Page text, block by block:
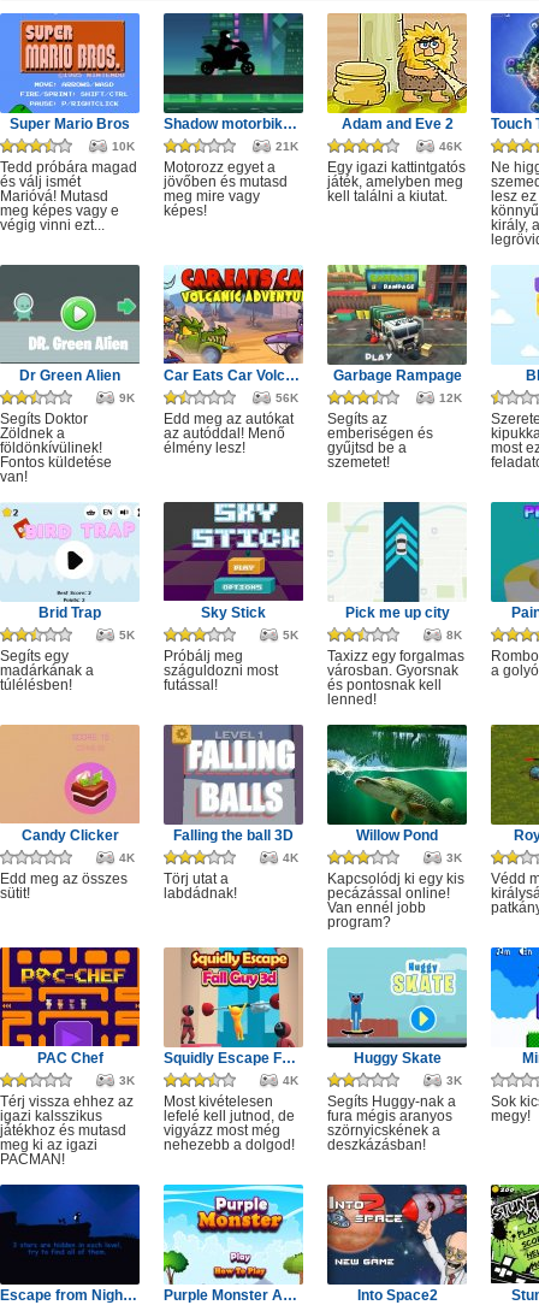
Super Mario Bros
10K
Tedd próbára magad
és válj ismét
Marióvá! Mutasd
meg képes vagy e
végig vinni ezt...
Shadow motorbike rider game
21K
Motorozz egyet a
jövőben és mutasd
meg mire vagy
képes!
Adam and Eve 2
46K
Egy igazi kattintgatós
játék, amelyben meg
kell találni a kiutat.
Ne
lesz
király,
Dr Green Alien
9K
Segíts Doktor
Zöldnek a
földönkívülinek!
Fontos küldetése
van!
Car Eats Car Volcanic Adventure
56K
Edd meg az autókat
az autóddal! Menő
élmény lesz!
Garbage Rampage
12K
Segíts az
emberiségen és
gyűjtsd be a
szemetet!
most
Brid Trap
5K
Segíts egy
madárkának a
túlélésben!
Sky Stick
5K
Próbálj meg
száguldozni most
futással!
Pick me up city
8K
Taxizz egy forgalmas
városban. Gyorsnak
és pontosnak kell
lenned!
a
Candy Clicker
4K
Edd meg az összes
sütit!
Falling the ball 3D
4K
Törj utat a
labdádnak!
Willow Pond
3K
Kapcsolódj ki egy kis
pecázással online!
Van ennél jobb
program?
Védd
PAC Chef
3K
Térj vissza ehhez az
igazi kalsszikus
játékhoz és mutasd
meg ki az igazi
PACMAN!
Squidly Escape Fall Guy 3D
4K
Most kivételesen
lefelé kell jutnod, de
vigyázz most még
nehezebb a dolgod!
Huggy Skate
3K
Segíts Huggy-nak a
fura mégis aranyos
szörnyicskének a
deszkázásban!
Sok
megy!
Escape from Nightmare Purple Monster Adventure Into Space2